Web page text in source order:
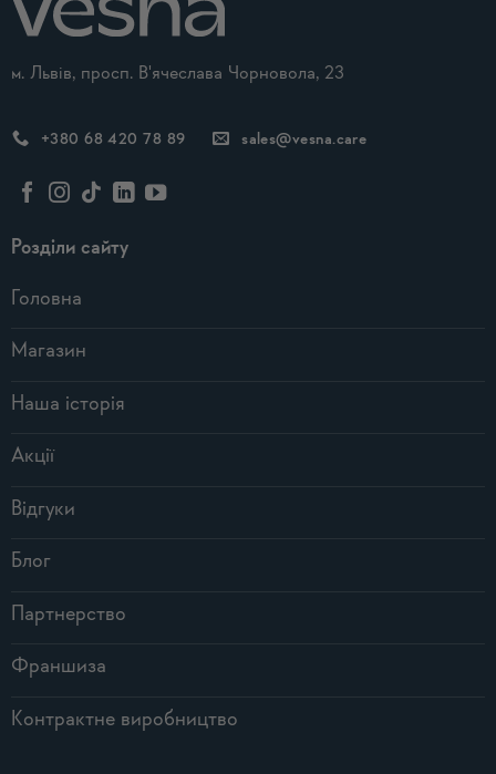
м. Львів, просп. В'ячеслава Чорновола, 23
+380 68 420 78 89 sales@vesna.care
Розділи сайту
Головна
Магазин
Наша історія
Акції
Відгуки
Блог
Партнерство
Франшиза
Контрактне виробництво